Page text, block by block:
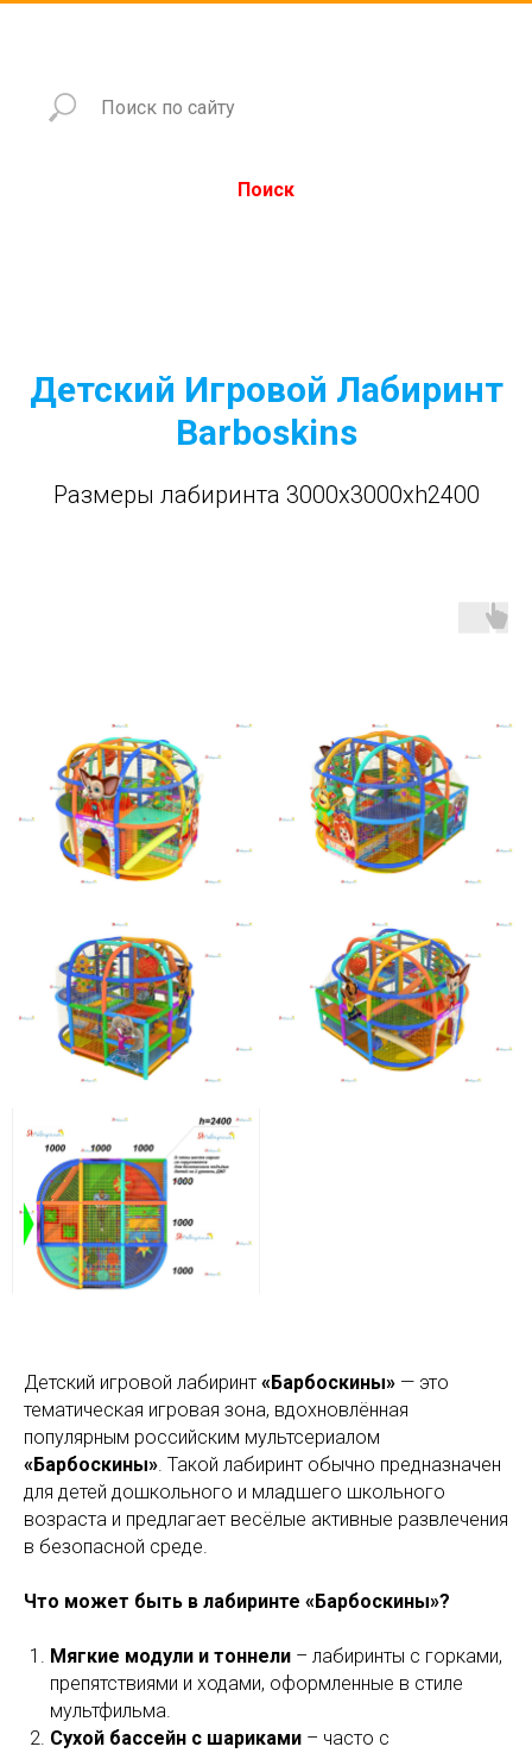
Поиск
Детский Игровой Лабиринт
Barboskins
Размеры лабиринта 3000x3000xh2400
Детский игровой лабиринт «Барбоскины» — это
тематическая игровая зона, вдохновлённая
популярным российским мультсериалом
«Барбоскины». Такой лабиринт обычно предназначен
для детей дошкольного и младшего школьного
возраста и предлагает весёлые активные развлечения
в безопасной среде.
Что может быть в лабиринте «Барбоскины»?
Мягкие модули и тоннели – лабиринты с горками,
препятствиями и ходами, оформленные в стиле
мультфильма.
Сухой бассейн с шариками – часто с